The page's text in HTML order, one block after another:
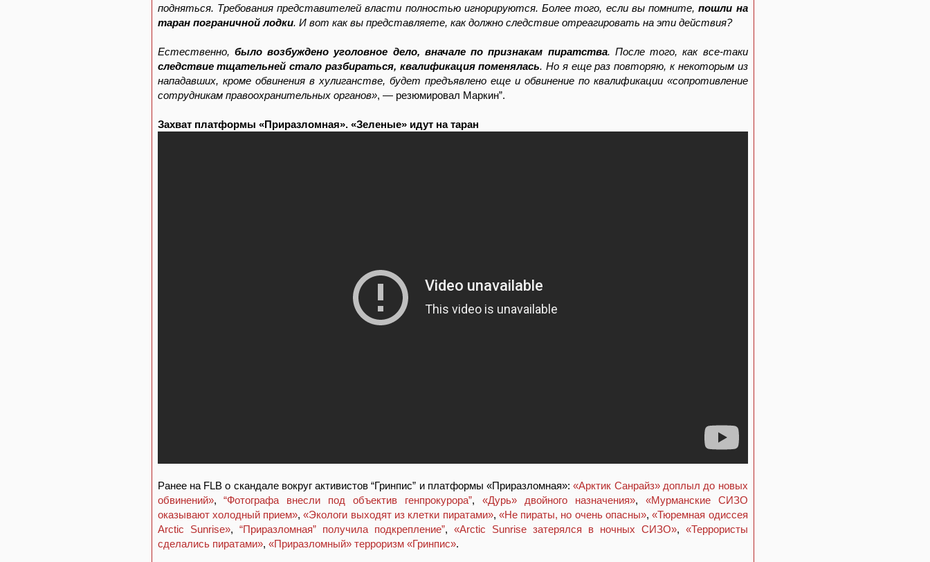
подняться. Требования представителей власти полностью игнорируются. Более того, если вы помните,пошли на
таран пограничной лодки. И вот как вы представляете, как должно следствие отреагировать на эти действия?
Естественно, было возбуждено уголовное дело, вначале по признакам пиратства. После того, как все-таки
следствие тщательней стало разбираться, квалификация поменялась. Но я еще раз повторяю, к некоторым из
нападавших, кроме обвинения в хулиганстве, будет предъявлено еще и обвинение по квалификации «сопротивление
сотрудникам правоохранительных органов», — резюмировал Маркин”.
Захват платформы «Приразломная». «Зеленые» идут на таран
Ранее на FLB о скандале вокруг активистов “Гринпис” и платформы «Приразломная»:«Арктик Санрайз» доплыл до новых
обвинений»,“Фотографа внесли под объектив генпрокурора”, «Дурь» двойного назначения», «Мурманские СИЗО
оказывают холодный прием»,«Экологи выходят из клетки пиратами», «Не пираты, но очень опасны»,«Тюремная одиссея
Arctic Sunrise», “Приразломная” получила подкрепление”, «Arctic Sunrise затерялся в ночных СИЗО», «Террористы
сделались пиратами», «Приразломный» терроризм «Гринпис».